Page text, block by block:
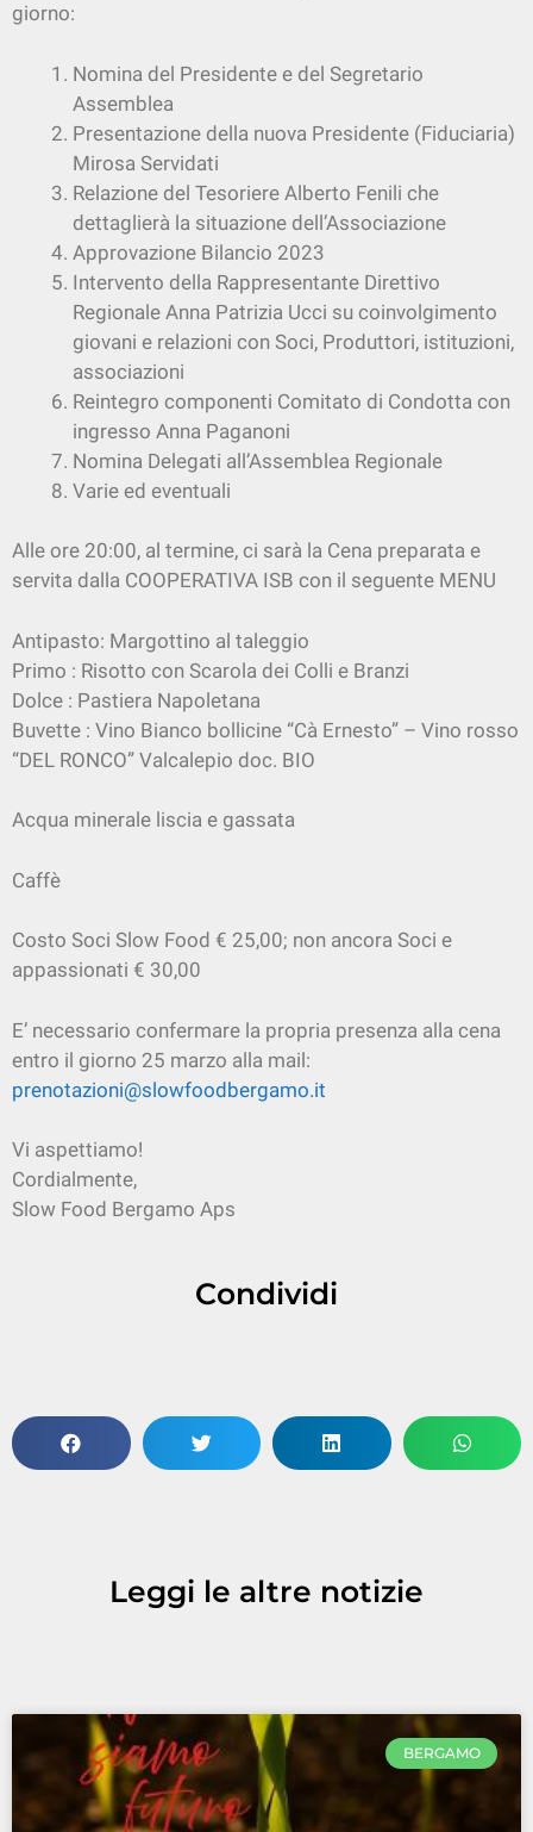
giorno:
Nomina del Presidente e del Segretario
Assemblea
Presentazione della nuova Presidente (Fiduciaria)
Mirosa Servidati
Relazione del Tesoriere Alberto Fenili che
dettaglierà la situazione dell’Associazione
Approvazione Bilancio 2023
Intervento della Rappresentante Direttivo
Regionale Anna Patrizia Ucci su coinvolgimento
giovani e relazioni con Soci, Produttori, istituzioni,
associazioni
Reintegro componenti Comitato di Condotta con
ingresso Anna Paganoni
Nomina Delegati all’Assemblea Regionale
Varie ed eventuali
Alle ore 20:00, al termine, ci sarà la Cena preparata e
servita dalla COOPERATIVA ISB con il seguente MENU
Antipasto: Margottino al taleggio
Primo : Risotto con Scarola dei Colli e Branzi
Dolce : Pastiera Napoletana
Buvette : Vino Bianco bollicine “Cà Ernesto” – Vino rosso
“DEL RONCO” Valcalepio doc. BIO
Acqua minerale liscia e gassata
Caffè
Costo Soci Slow Food € 25,00; non ancora Soci e
appassionati € 30,00
E’ necessario confermare la propria presenza alla cena
entro il giorno 25 marzo alla mail:
prenotazioni@slowfoodbergamo.it
Vi aspettiamo!
Cordialmente,
Slow Food Bergamo Aps
Condividi
Leggi le altre notizie
BERGAMO